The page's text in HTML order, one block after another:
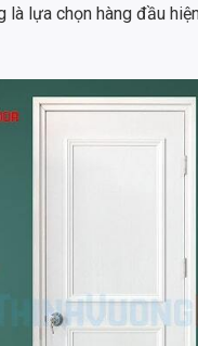
là lựa chọn hàng đầu